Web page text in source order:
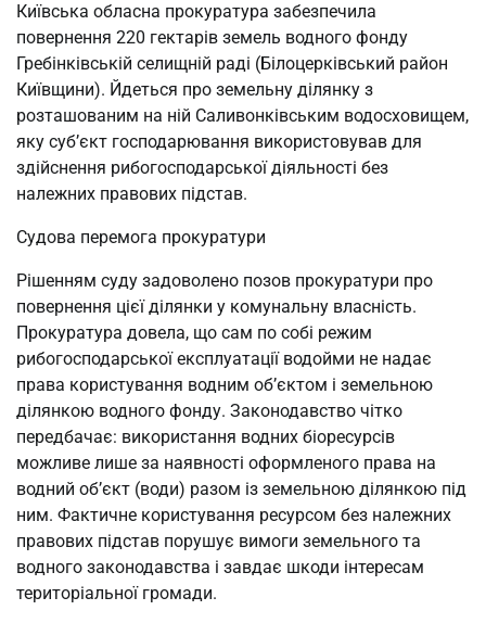
Київська обласна прокуратура забезпечила
повернення 220 гектарів земель водного фонду
Гребінківській селищній раді (Білоцерківський район
Київщини). Йдеться про земельну ділянку з
розташованим на ній Саливонківським водосховищем,
яку суб’єкт господарювання використовував для
здійснення рибогосподарської діяльності без
належних правових підстав.
Судова перемога прокуратури
Рішенням суду задоволено позов прокуратури про
повернення цієї ділянки у комунальну власність.
Прокуратура довела, що сам по собі режим
рибогосподарської експлуатації водойми не надає
права користування водним об’єктом і земельною
ділянкою водного фонду. Законодавство чітко
передбачає: використання водних біоресурсів
можливе лише за наявності оформленого права на
водний об’єкт (води) разом із земельною ділянкою під
ним. Фактичне користування ресурсом без належних
правових підстав порушує вимоги земельного та
водного законодавства і завдає шкоди інтересам
територіальної громади.